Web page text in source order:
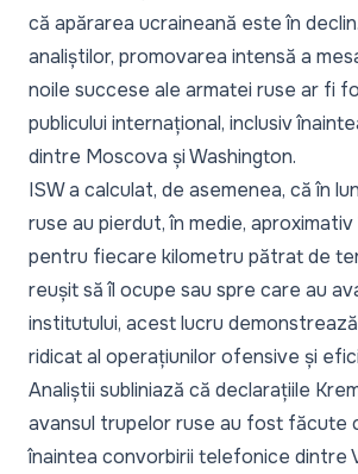
că apărarea ucraineană este în
analiștilor, promovarea intensă a
noile succese ale armatei ruse ar fi
publicului internațional, inclusiv
dintre Moscova și Washington.
ISW a calculat, de asemenea, că în
ruse au pierdut, în medie, aproximativ
pentru fiecare kilometru pătrat de
reușit să îl ocupe sau spre care au
institutului, acest lucru
ridicat al operațiunilor ofensive și
Analiștii subliniază că declarațiile
avansul trupelor ruse au fost făcute
înaintea convorbirii telefonice dintre